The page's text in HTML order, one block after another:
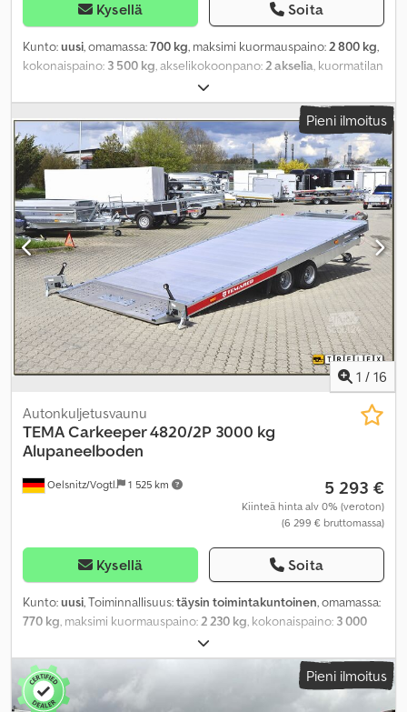
Kysellä Soita
Kunto:uusi, omamassa:700 kg, maksimi kuormauspaino:2 800 kg,
kokonaispaino: 3 500 kg, akselikokoonpano:2 akselia, kuormatilan
, lastitilan leveys:2 100 mm
350 mm, kuormatilan tilavuus:3,4 m³, väri:muu, rakennuskorkeus:
1 140 mm, työleveys:2 163 mm, Pieni ilmoitus
1 / 16
Oelsnitz/Vogtl. 1 525 km
Autonkuljetusvaunu
TEMACarkeeper 4820/2P 3000 kg
Alupaneelboden
5 293 €
Kiinteä hinta alv 0% (veroton)
(6 299 € bruttomassa)
Kysellä Soita
Kunto:uusi, Toiminnallisuus:täysin toimintakuntoinen, omamassa:
770 kg , maksimi kuormauspaino: 2 230 kg , kokonaispaino: 3 000
, kuormatilan pituus:
lastitilan leveys:2 090 mm, kokonaispituus:6 880 mm,
kokonaisleveys:
195/55R10C,
perävaunun jarru:jarrullinen perävaunu
Pieni ilmoitus